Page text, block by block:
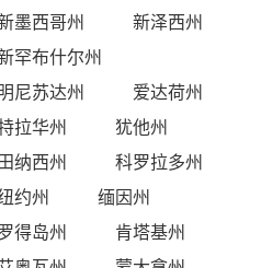
墨西哥州
新泽西州
罕布什尔州
尼苏达州
爱达荷州
拉华州
犹他州
纳西州
科罗拉多州
约州
缅因州
得岛州
肯塔基州